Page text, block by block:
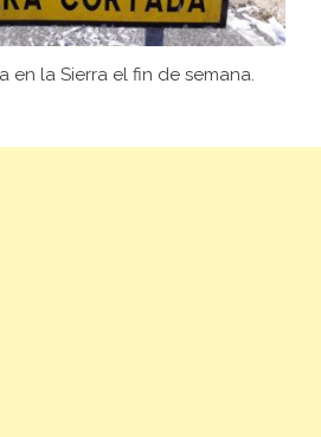
en la Sierra el fin de semana.